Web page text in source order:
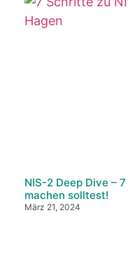
NIS-2 Deep Dive –
machen solltest!
März 21, 2024